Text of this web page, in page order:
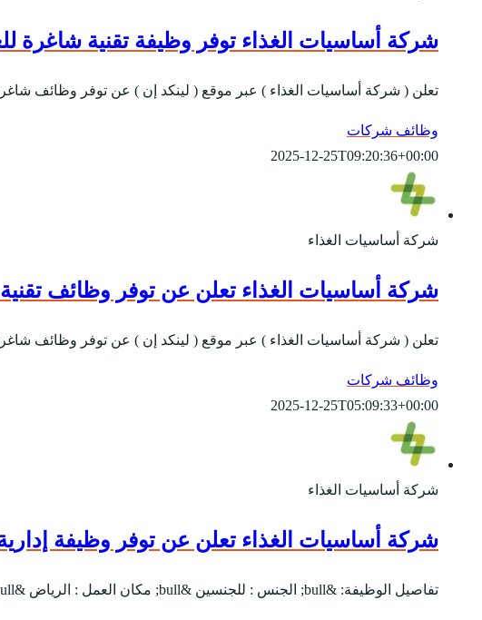
شركة أساسيات الغذاء توفر وظيفة تقنية شاغرة
تعلن ( شركة أساسيات الغذاء ) عبر موقع ( لينكد إن ) عن توفر وظائف
وظائف شركات
2025-12-25T09:20:36+00:00
شركة أساسيات الغذاء
شركة أساسيات الغذاء تعلن عن توفر وظائف تقنية
تعلن ( شركة أساسيات الغذاء ) عبر موقع ( لينكد إن ) عن توفر وظائف
وظائف شركات
2025-12-25T05:09:33+00:00
شركة أساسيات الغذاء
شركة أساسيات الغذاء تعلن عن توفر وظيفة
تفاصيل الوظيفة: &bull; الجنس : للجنسين &bull; مكان العمل : الرياض &bull; يبدأ التقديم بتاريخ 20-10-2020 &bull; ينتهي التقديم بتاريخ 20-11-2020 المسمى الوظيفي:-...